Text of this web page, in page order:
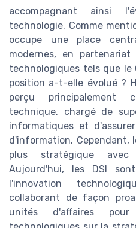
accompagnant ainsi
technologie. Comme
occupe une place
modernes, en
technologiques tels que le
position a-t-elle évolué ?
perçu principalement
technique, chargé de
informatiques et
d'information. Cependant,
plus stratégique
Aujourd'hui, les DSI
l'innovation
collaborant de façon
unités d'affaires